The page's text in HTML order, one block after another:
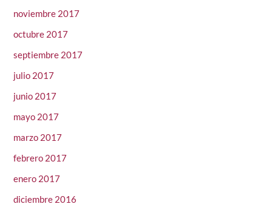
noviembre 2017
octubre 2017
septiembre 2017
julio 2017
junio 2017
mayo 2017
marzo 2017
febrero 2017
enero 2017
diciembre 2016